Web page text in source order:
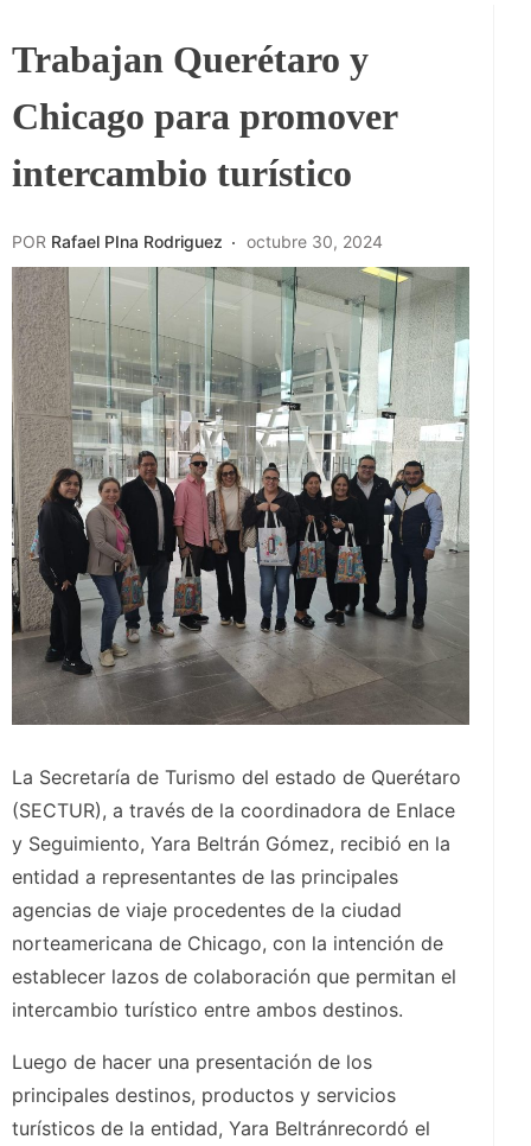
Trabajan Querétaro y
Chicago para promover
intercambio turístico
POR Rafael PIna Rodriguez octubre 30, 2024
La Secretaría de Turismo del estado de Querétaro
(SECTUR), a través de la coordinadora de Enlace
y Seguimiento, Yara Beltrán Gómez, recibió en la
entidad a representantes de las principales
agencias de viaje procedentes de la ciudad
norteamericana de Chicago, con la intención de
establecer lazos de colaboración que permitan el
intercambio turístico entre ambos destinos.
Luego de hacer una presentación de los
principales destinos, productos y servicios
turísticos de la entidad, Yara Beltránrecordó el